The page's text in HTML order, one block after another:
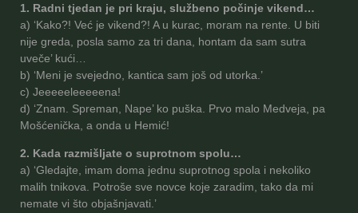
1. Radni tjedan je pri kraju, službeno počinje vikend…
a) ‘Kako?! Već je vikend?! A u kurac, moram na rente. U biti
nije greda, posla samo za tri dana, hontam da sam sutra
uveče’ kući…
b) ‘Meni je svejedno, kantica sam još od utorka.’
c) Jeeeeeleeeeena!
d) ‘Znam. Spreman, Nape’ ko puška. Prvo malo Medveja, pa
Mošćenička, a onda u Hemić!
2. Kada razmišljate o suprotnom spolu…
a) ‘Gledajte, imam doma jednu suprotnog spola i nekoliko
malih tnikova. Potroše sve novce koje zaradim, tako da mi
nemate vi što objašnjavati.’